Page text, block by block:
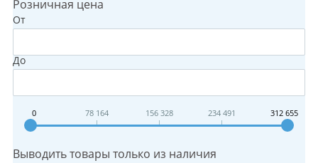
Розничная цена
От
До
0 78 164 156 328 234 491 312 655
Выводить товары только из наличия